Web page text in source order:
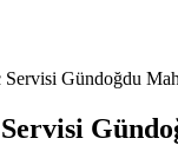
Servisi Gündoğdu